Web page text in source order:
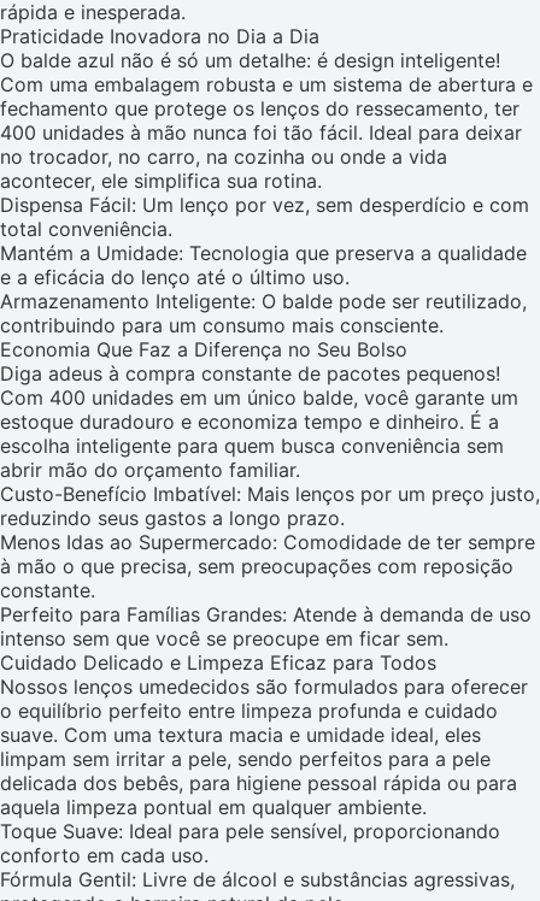
rápida e inesperada.
Praticidade Inovadora no Dia a Dia
O balde azul não é só um detalhe: é design inteligente!
Com uma embalagem robusta e um sistema de abertura e
fechamento que protege os lenços do ressecamento, ter
400 unidades à mão nunca foi tão fácil. Ideal para deixar
no trocador, no carro, na cozinha ou onde a vida
acontecer, ele simplifica sua rotina.
Dispensa Fácil: Um lenço por vez, sem desperdício e com
total conveniência.
Mantém a Umidade: Tecnologia que preserva a qualidade
e a eficácia do lenço até o último uso.
Armazenamento Inteligente: O balde pode ser reutilizado,
contribuindo para um consumo mais consciente.
Economia Que Faz a Diferença no Seu Bolso
Diga adeus à compra constante de pacotes pequenos!
Com 400 unidades em um único balde, você garante um
estoque duradouro e economiza tempo e dinheiro. É a
escolha inteligente para quem busca conveniência sem
abrir mão do orçamento familiar.
Custo-Benefício Imbatível: Mais lenços por um preço justo,
reduzindo seus gastos a longo prazo.
Menos Idas ao Supermercado: Comodidade de ter sempre
à mão o que precisa, sem preocupações com reposição
constante.
Perfeito para Famílias Grandes: Atende à demanda de uso
intenso sem que você se preocupe em ficar sem.
Cuidado Delicado e Limpeza Eficaz para Todos
Nossos lenços umedecidos são formulados para oferecer
o equilíbrio perfeito entre limpeza profunda e cuidado
suave. Com uma textura macia e umidade ideal, eles
limpam sem irritar a pele, sendo perfeitos para a pele
delicada dos bebês, para higiene pessoal rápida ou para
aquela limpeza pontual em qualquer ambiente.
Toque Suave: Ideal para pele sensível, proporcionando
conforto em cada uso.
Fórmula Gentil: Livre de álcool e substâncias agressivas,